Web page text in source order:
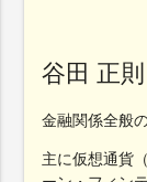
谷田 正則
金融関係全般
主に仮想通貨